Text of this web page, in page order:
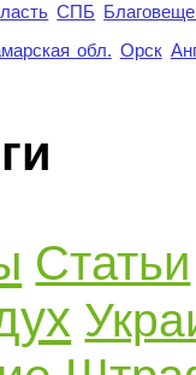
СПБ
обл. Орск
Статьи